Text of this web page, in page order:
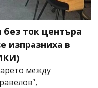
ток центъра
изпразниха в
между